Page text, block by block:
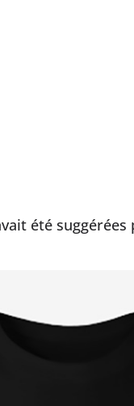
été